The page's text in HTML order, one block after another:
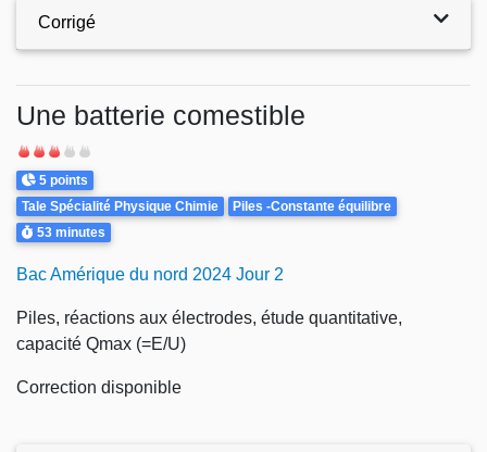
Corrigé
Une batterie comestible
Difficulté
Points
5 points
Theme
Tale Spécialité Physique Chimie Piles -Constante équilibre
Durée
53 minutes
Bac Amérique du nord 2024 Jour 2
Piles, réactions aux électrodes, étude quantitative,
capacité Qmax (=E/U)
Correction disponible